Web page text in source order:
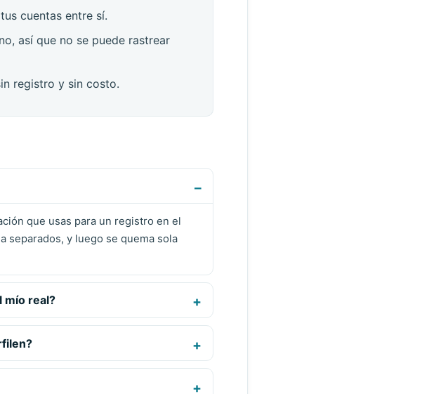
cuentas entre sí.
así que no se puede rastrear
registro y sin costo.
que usas para un registro en el
separados, y luego se quema sola
mío real?